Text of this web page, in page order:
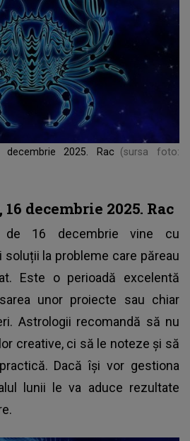
2025. Rac
(sursa foto:
decembrie 2025. Rac
de 16 decembrie vine cu
la probleme care păreau
Este o perioadă excelentă
unor proiecte sau chiar
Astrologii recomandă să nu
creative, ci să le noteze și să
Dacă își vor gestiona
lunii le va aduce rezultate